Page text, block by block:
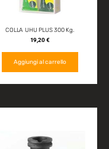
COLLA UHU PLUS 300 Kg.
19,20€
Aggiungi al carrello